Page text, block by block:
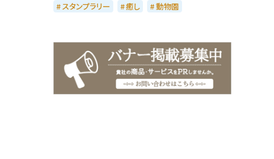
スタンプラリー
癒し 動物園